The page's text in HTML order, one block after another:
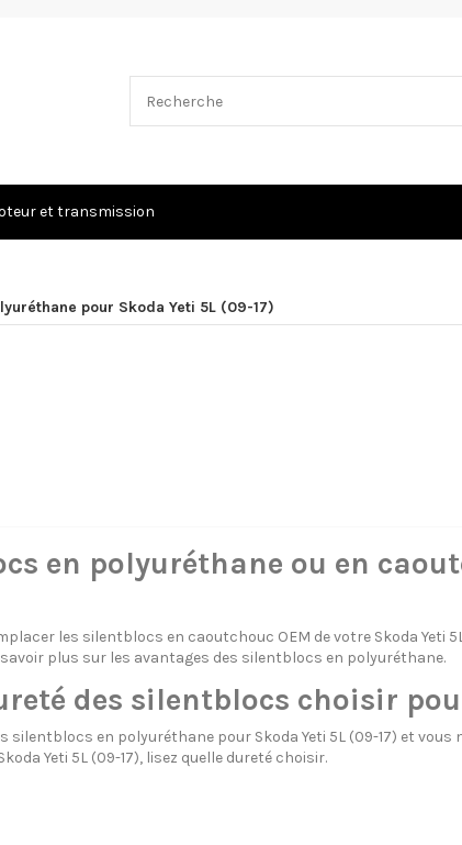
et transmission
pour Skoda Yeti 5L (09-17)
en polyuréthane ou en
les silentblocs en caoutchouc OEM de votre Skoda Yeti
savoir plus sur les avantages des silentblocs en polyuréthane.
des silentblocs choisir
silentblocs en polyuréthane pour Skoda Yeti 5L (09-17) et
Yeti 5L (09-17), lisez quelle dureté choisir.